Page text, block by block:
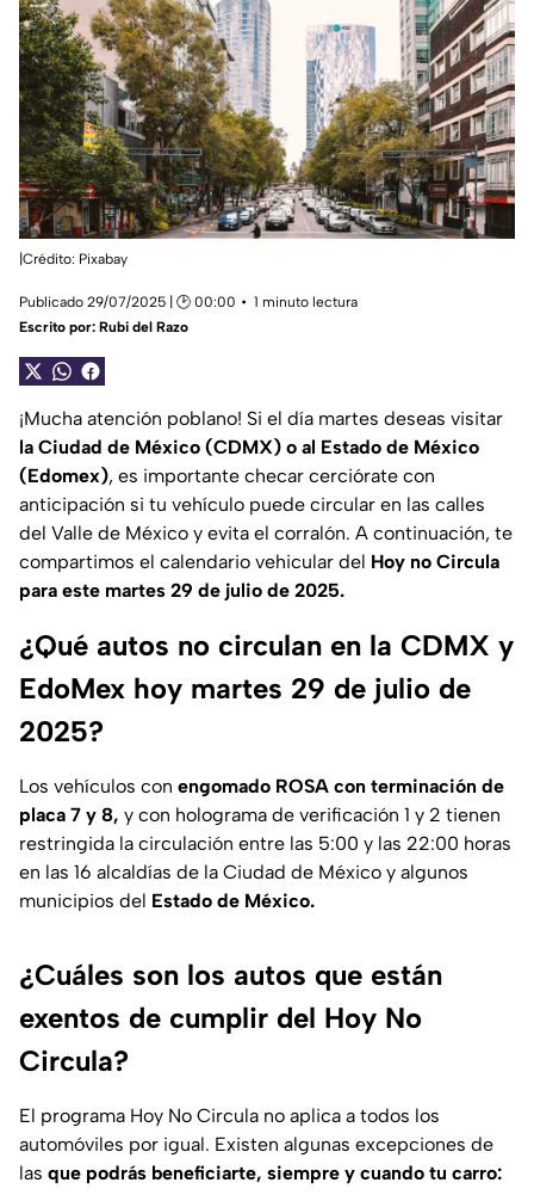
|Crédito: Pixabay
Publicado 29/07/2025 | 🕑 00:00
1 minuto lectura
Escrito por: Rubi del Razo
¡Mucha atención poblano! Si el día martes deseas visitar
la Ciudad de México (CDMX) o al Estado de México
(Edomex), es importante checar cerciórate con
anticipación si tu vehículo puede circular en las calles
del Valle de México y evita el corralón. A continuación, te
compartimos el calendario vehicular del Hoy no Circula
para este martes 29 de julio de 2025.
¿Qué autos no circulan en la CDMX y
EdoMex hoy martes 29 de julio de
2025?
Los vehículos con engomado ROSA con terminación de
placa 7 y 8, y con holograma de verificación 1 y 2 tienen
restringida la circulación entre las 5:00 y las 22:00 horas
en las 16 alcaldías de la Ciudad de México y algunos
municipios del Estado de México.
¿Cuáles son los autos que están
exentos de cumplir del Hoy No
Circula?
El programa Hoy No Circula no aplica a todos los
automóviles por igual. Existen algunas excepciones de
las que podrás beneficiarte, siempre y cuando tu carro: